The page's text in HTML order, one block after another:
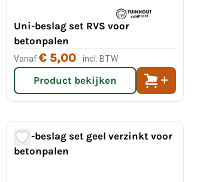
Uni-beslag set RVS voor
betonpalen
Vanaf€ 5,00 incl. BTW
Product bekijken
Uni-beslag set geel verzinkt voor
betonpalen